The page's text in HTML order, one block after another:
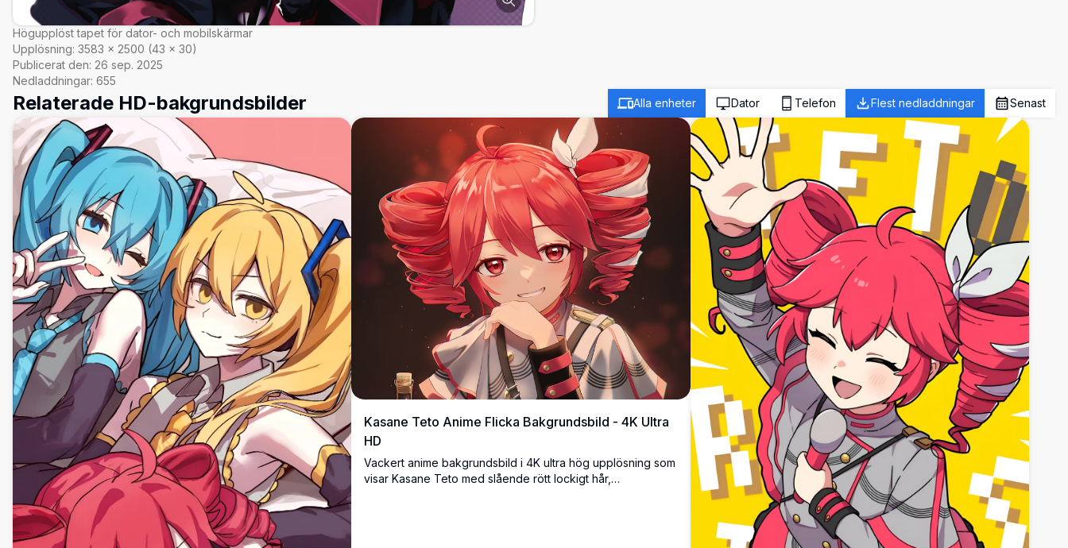
Högupplöst tapet för dator- och mobilskärmar
Upplösning: 3583 × 2500 (43 × 30)
Publicerat den: 26 sep. 2025
Nedladdningar: 655
Relaterade HD-bakgrundsbilder Alla enheter Dator Telefon Flest nedladdningar Senast
Kasane Teto Anime Flicka Bakgrundsbild - 4K Ultra
HD
Vackert anime bakgrundsbild i 4K ultra hög upplösning som
visar Kasane Teto med slående rött lockigt hår,